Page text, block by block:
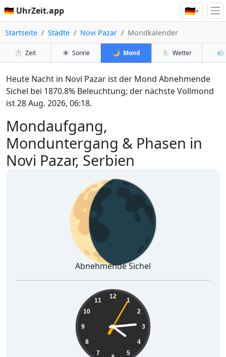
🇩🇪 UhrZeit.app 🇩🇪▾
Startseite Städte Novi Pazar Mondkalender
⏱️ Zeit ☀️ Sonne 🌙 Mond 🌦️ Wetter 💨
Mondaufgang,
Monduntergang & Phasen in
Novi Pazar, Serbien
Heute Nacht in Novi Pazar ist der Mond Abnehmende
Sichel bei 1870.8% Beleuchtung; der nächste Vollmond
ist 28 Aug. 2026, 06:18.
🌘
Abnehmende Sichel
12
1
2
3
4
5
7
8
9
10
11